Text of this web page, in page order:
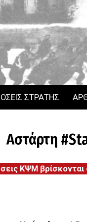
ΣΤΡΑΤΗΣ
Αστάρτη
ΚΨΜ